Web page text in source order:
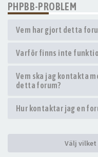
PHPBB-PROBLEM
Vem har gjort detta
Varför finns inte
Vem ska jag kontakta
detta forum?
Hur kontaktar jag en
Välj